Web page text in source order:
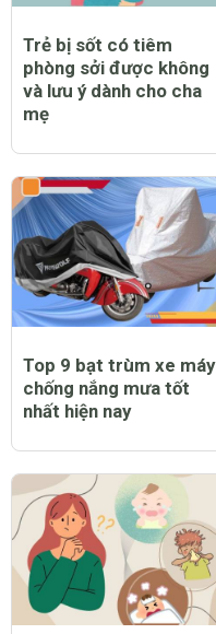
Trẻ bị sốt có tiêm
phòng sởi được không
và lưu ý dành cho cha
mẹ
Top 9 bạt trùm xe máy
chống nắng mưa tốt
nhất hiện nay